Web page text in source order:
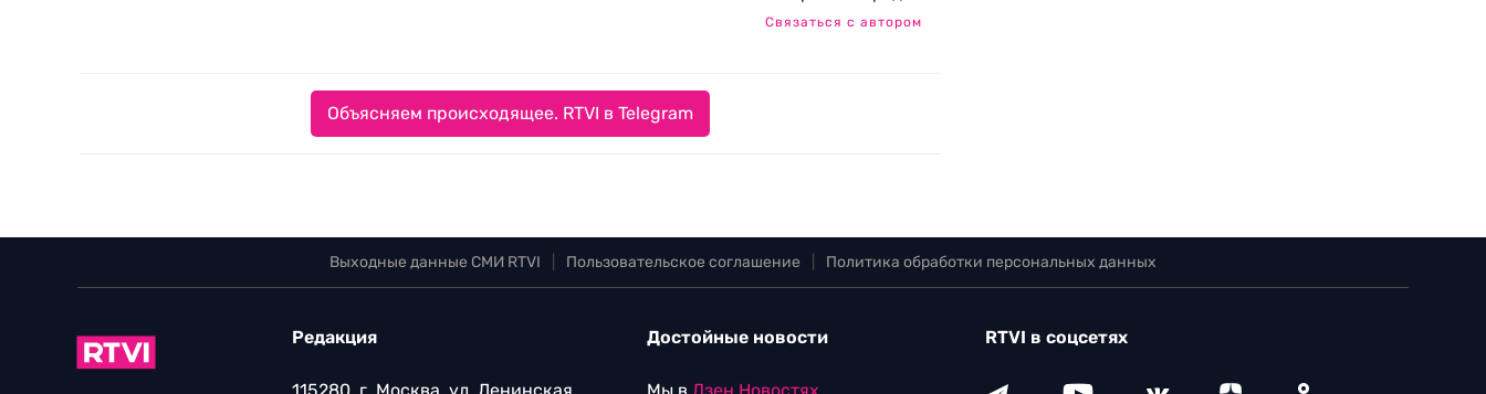
Связаться с автором
Объясняем происходящее. RTVI в Telegram
Выходные данные СМИ RTVI Пользовательское соглашение Политика обработки персональных данных
Редакция Достойные новости RTVI в соцсетях